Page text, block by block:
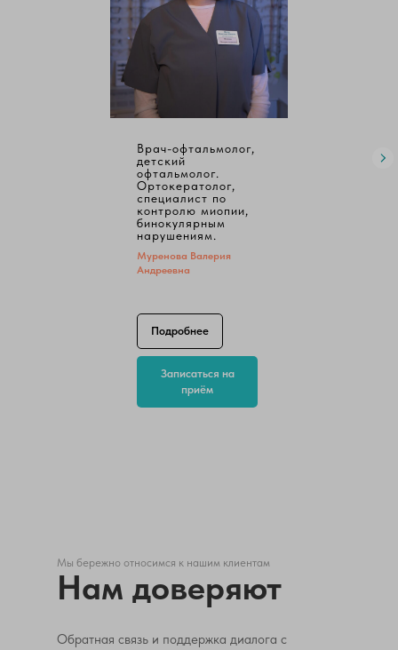
Врач-офтальмолог,
детский
офтальмолог.
Ортокератолог,
специалист по
контролю миопии,
бинокулярным
нарушениям.
Муренова Валерия
Андреевна
Подробнее
Записаться на
приём
Мы бережно относимся к нашим клиентам
Нам доверяют
Обратная связь и поддержка диалога с